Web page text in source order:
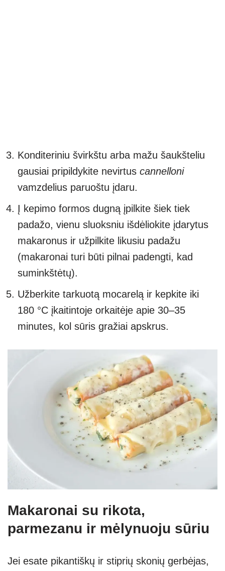
Konditeriniu švirkštu arba mažu šaukšteliu
gausiai pripildykite nevirtus cannelloni
vamzdelius paruoštu įdaru.
Į kepimo formos dugną įpilkite šiek tiek
padažo, vienu sluoksniu išdėliokite įdarytus
makaronus ir užpilkite likusiu padažu
(makaronai turi būti pilnai padengti, kad
suminkštėtų).
Užberkite tarkuotą mocarelą ir kepkite iki
180 °C įkaitintoje orkaitėje apie 30–35
minutes, kol sūris gražiai apskrus.
Makaronai su rikota,
parmezanu ir mėlynuoju sūriu
Jei esate pikantiškų ir stiprių skonių gerbėjas,